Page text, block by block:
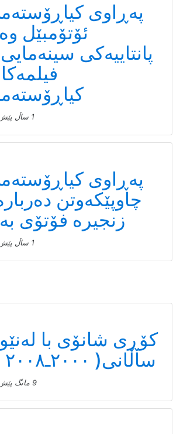
پەڕاوی
ئۆتۆمبێل
پانتاییەکی
1 ساڵ پێش ئێستا
پەڕاوی
چاوپێکەوتن
زنجیرە فۆتۆی
1 ساڵ پێش ئێستا
کۆڕی شانۆی با
ساڵانی( ٢٠٠٠ـ٢٠٠٨ )دا
9 مانگ پێش ئێستا